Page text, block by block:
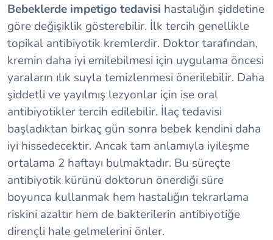
Bebeklerde impetigo tedavisi hastalığın şiddetine
göre değişiklik gösterebilir. İlk tercih genellikle
topikal antibiyotik kremlerdir. Doktor tarafından,
kremin daha iyi emilebilmesi için uygulama öncesi
yaraların ılık suyla temizlenmesi önerilebilir. Daha
şiddetli ve yayılmış lezyonlar için ise oral
antibiyotikler tercih edilebilir. İlaç tedavisi
başladıktan birkaç gün sonra bebek kendini daha
iyi hissedecektir. Ancak tam anlamıyla iyileşme
ortalama 2 haftayı bulmaktadır. Bu süreçte
antibiyotik kürünü doktorun önerdiği süre
boyunca kullanmak hem hastalığın tekrarlama
riskini azaltır hem de bakterilerin antibiyotiğe
dirençli hale gelmelerini önler.